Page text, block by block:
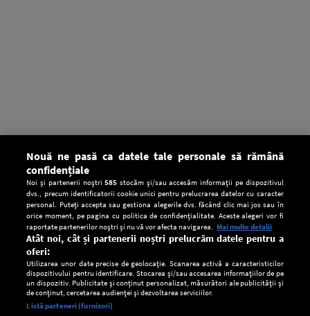
Setări:
Nouă ne pasă ca datele tale personale să rămână
confidențiale
Noi și partenerii noștri585 stocăm și/sau accesăm informații pe dispozitivul
dvs., precum identificatorii cookie unici pentru prelucrarea datelor cu caracter
personal. Puteți accepta sau gestiona alegerile dvs. făcând clic mai jos sau în
orice moment, pe pagina cu politica de confidențialitate. Aceste alegeri vor fi
raportate partenerilor noștri și nu vă vor afecta navigarea. Mai multe detalii
Atât noi, cât și partenerii noștri prelucrăm datele pentru a
oferi:
Utilizarea unor date precise de geolocație. Scanarea activă a caracteristicilor
dispozitivului pentru identificare. Stocarea și/sau accesarea informațiilor de pe
un dispozitiv. Publicitate și conținut personalizat, măsurători ale publicității și
de conținut, cercetarea audienței și dezvoltarea serviciilor.
Listă parteneri (furnizori)